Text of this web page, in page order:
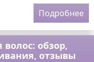
Подробнее
волос: обзор,
отзывы